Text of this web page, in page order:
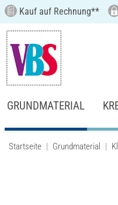
Kauf auf Rechnung**
GRUNDMATERIAL
Startseite Grundmaterial